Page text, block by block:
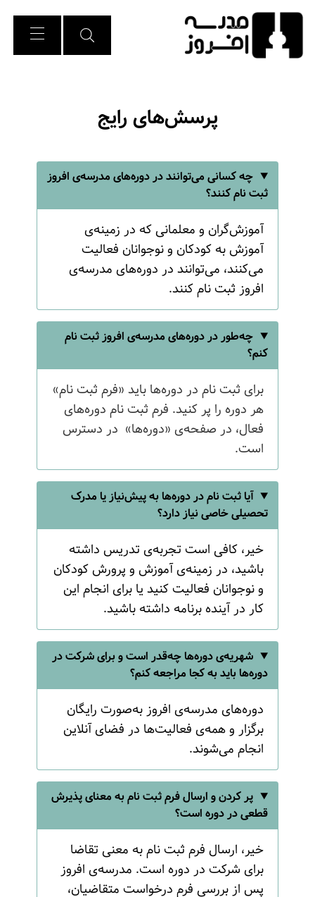
Skip
Content
پرسش‌های رایج
چه کسانی می‌توانند در دوره‌های مدرسه‌ی افروز
ثبت نام کنند؟
آموزش‌گران و معلمانی که در زمینه‌ی
آموزش به کودکان و نوجوانان فعالیت
می‌کنند، می‌توانند در دوره‌های مدرسه‌ی
افروز ثبت نام کنند.
چه‌طور در دوره‌های مدرسه‌ی افروز ثبت نام
کنم؟
برای ثبت نام در دوره‌ها باید «فرم ثبت نام»
هر دوره را پر کنید. فرم ثبت نام دوره‌های
فعال، در صفحه‌ی «دوره‌ها» در دسترس
است.
آیا ثبت نام در دوره‌ها به پیش‌نیاز یا مدرک
تحصیلی خاصی نیاز دارد؟
خیر، کافی است تجربه‌ی تدریس داشته
باشید، در زمینه‌ی آموزش و پرورش کودکان
و نوجوانان فعالیت کنید یا برای انجام این
کار در آینده برنامه داشته باشید.
شهریه‌ی دوره‌ها چه‌قدر است و برای شرکت در
دوره‌ها باید به کجا مراجعه کنم؟
دوره‌های مدرسه‌ی افروز به‌صورت رایگان
برگزار و همه‌ی فعالیت‌ها در فضای آنلاین
انجام می‌شوند.
پر کردن و ارسال فرم ثبت نام به معنای پذیرش
قطعی در دوره است؟
خیر، ارسال فرم ثبت نام به معنی تقاضا
برای شرکت در دوره است. مدرسه‌ی افروز
پس از بررسی فرم درخواست متقاضیان،